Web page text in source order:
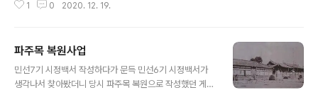
1 0 2020. 12. 19.
파주목 복원사업
민선7기 시정백서 작성하다가 문득 민선6기 시정백서가
생각나서 찾아봤더니 당시 파주목 복원으로 작성했던 게